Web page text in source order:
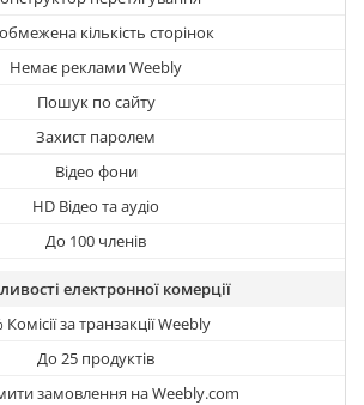
кількість сторінок
Немає реклами Weebly
Пошук по сайту
Захист паролем
Відео фони
HD Відео та аудіо
До 100 членів
електронної комерції
Комісії за транзакції Weebly
До 25 продуктів
замовлення на Weebly.com